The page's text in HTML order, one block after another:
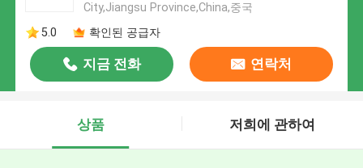
City,Jiangsu Province,China,중국
5.0
확인된 공급자
지금 전화 연락처
상품 저희에 관하여